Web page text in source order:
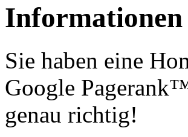
Informationen
Sie haben eine
Google
genau richtig!